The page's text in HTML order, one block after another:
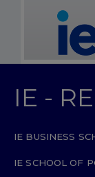
IE -
IE BUSINESS
IE SCHOOL OF